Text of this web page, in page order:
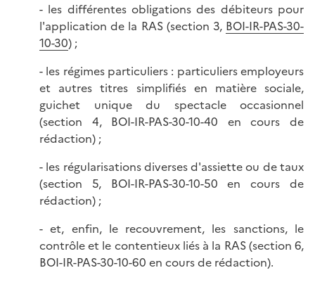
- les différentes obligations des débiteurs pour
l'application de la RAS (section 3, BOI-IR-PAS-30-
10-30) ;
- les régimes particuliers : particuliers employeurs
et autres titres simplifiés en matière sociale,
guichet unique du spectacle occasionnel
(section 4, BOI-IR-PAS-30-10-40 en cours de
rédaction) ;
- les régularisations diverses d'assiette ou de taux
(section 5, BOI-IR-PAS-30-10-50 en cours de
rédaction) ;
- et, enfin, le recouvrement, les sanctions, le
contrôle et le contentieux liés à la RAS (section 6,
BOI-IR-PAS-30-10-60 en cours de rédaction).